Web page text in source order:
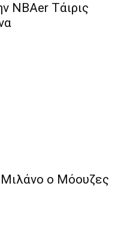
NBAer Τάιρις
Μιλάνο ο Μόουζες